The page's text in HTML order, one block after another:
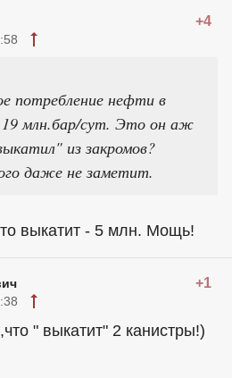
+4
потребление нефти в
млн.бар/сут. Это он аж
из закромов?
даже не заметит.
выкатит - 5 млн. Мощь!
+1
" выкатит" 2 канистры!)